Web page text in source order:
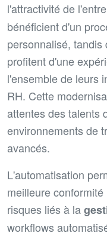
l'attractivité de
bénéficient d'un
personnalisé,
profitent d'une
l'ensemble de leurs
RH. Cette
attentes des talents
environnements de
avancés.
L'automatisation
meilleure
risques liés à la
workflows